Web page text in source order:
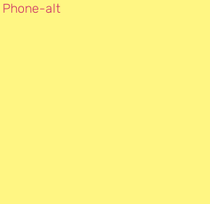
Phone-alt